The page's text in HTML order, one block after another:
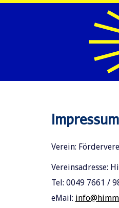
Impressum
Verein:
Vereinsadresse:
Tel: 0049 7661 /
eMail: